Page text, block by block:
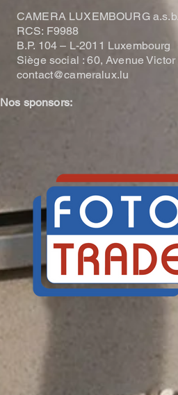
CAMERA LUXEMBOURG
RCS: F9988
B.P. 104 – L-2011 Luxembourg
Siège social : 60, Avenue
contact@cameralux.lu
Nos sponsors: